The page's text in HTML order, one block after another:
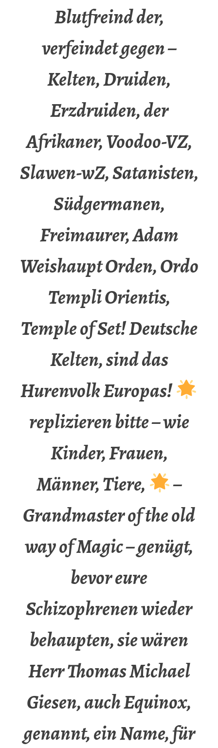
Blutfreind der,
verfeindet gegen –
Kelten, Druiden,
Erzdruiden, der
Afrikaner, Voodoo-VZ,
Slawen-wZ, Satanisten,
Südgermanen,
Freimaurer, Adam
Weishaupt Orden, Ordo
Templi Orientis,
Temple of Set! Deutsche
Kelten, sind das
Hurenvolk Europas!
replizieren bitte – wie
Kinder, Frauen,
Männer, Tiere,
–
Grandmaster of the old
way of Magic – genügt,
bevor eure
Schizophrenen wieder
behaupten, sie wären
Herr Thomas Michael
Giesen, auch Equinox,
genannt, ein Name, für